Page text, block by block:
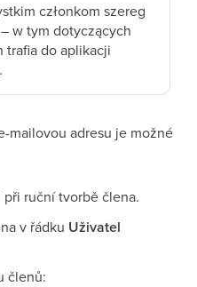
członkom szereg
w tym dotyczących
trafia do aplikacji
mailovou adresu je možné
ruční tvorbě člena.
v řádku Uživatel
členů: